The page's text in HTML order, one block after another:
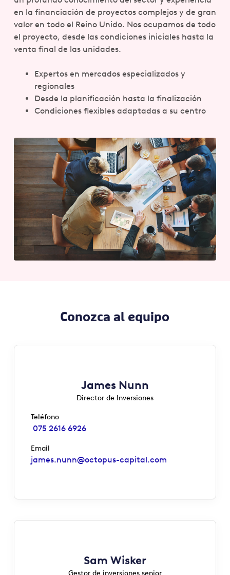
en la financiación de proyectos complejos y de gran
valor en todo el Reino Unido. Nos ocupamos de todo
el proyecto, desde las condiciones iniciales hasta la
venta final de las unidades.
Expertos en mercados especializados y
regionales
Desde la planificación hasta la finalización
Condiciones flexibles adaptadas a su centro
Conozca al equipo
James Nunn
Director de Inversiones
Teléfono
075 2616 6926
Email
james.nunn@octopus-capital.com
Sam Wisker